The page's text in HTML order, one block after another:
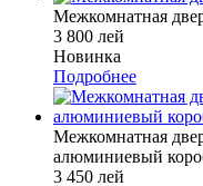
Межкомнатная
3 800 лей
Новинка
Подробнее
Межкомнатная
алюминиевый
3 450 лей